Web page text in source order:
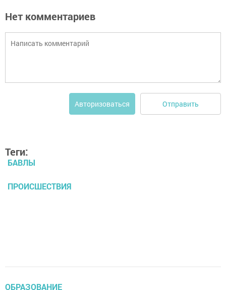
Нет комментариев
Авторизоваться Отправить
Теги:
БАВЛЫ
ПРОИСШЕСТВИЯ
ОБРАЗОВАНИЕ